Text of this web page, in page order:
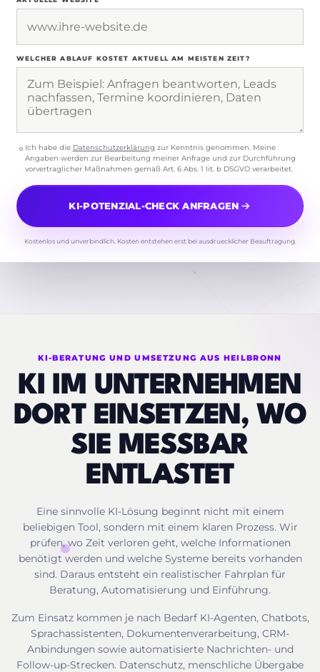
WELCHER ABLAUF KOSTET AKTUELL AM MEISTEN ZEIT?
Ich habe die Datenschutzerklärung zur Kenntnis genommen. Meine
Angaben werden zur Bearbeitung meiner Anfrage und zur Durchführung
vorvertraglicher Maßnahmen gemäß Art. 6 Abs. 1 lit. b DSGVO verarbeitet.
KI-POTENZIAL-CHECK ANFRAGEN
Kostenlos und unverbindlich. Kosten entstehen erst bei ausdruecklicher Beauftragung.
KI-BERATUNG UND UMSETZUNG AUS HEILBRONN
KI IM UNTERNEHMEN
DORT EINSETZEN, WO
SIE MESSBAR
ENTLASTET
Eine sinnvolle KI-Lösung beginnt nicht mit einem
beliebigen Tool, sondern mit einem klaren Prozess. Wir
prüfen, wo Zeit verloren geht, welche Informationen
benötigt werden und welche Systeme bereits vorhanden
sind. Daraus entsteht ein realistischer Fahrplan für
Beratung, Automatisierung und Einführung.
Zum Einsatz kommen je nach Bedarf KI-Agenten, Chatbots,
Sprachassistenten, Dokumentenverarbeitung, CRM-
Anbindungen sowie automatisierte Nachrichten- und
Follow-up-Strecken. Datenschutz, menschliche Übergabe